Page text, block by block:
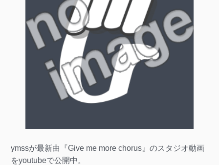
ymssが最新曲『Give me more chorus』のスタジオ動画
をyoutubeで公開中。